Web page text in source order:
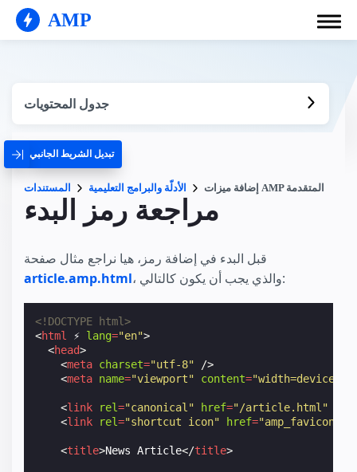
AMP
جدول المحتويات
تبديل الشريط الجانبي
المستندات الأدلّة والبرامج التعليمية إضافة ميزات AMP المتقدمة
مراجعة رمز البدء
قبل البدء في إضافة رمز، هيا نراجع مثال صفحة
article.amp.html
، والذي يجب أن يكون كالتالي:
<!DOCTYPE html>
<html ⚡ lang="en">
<head>
<meta charset="utf-8"
/>
<meta name="viewport" content="width=device-
<link rel="canonical" href="/article.html"
<link rel="shortcut icon" href=
<title>News Article</title>